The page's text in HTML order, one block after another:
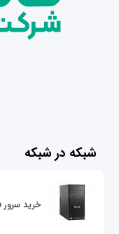
شبکه در شبکه
خرید سرور hp